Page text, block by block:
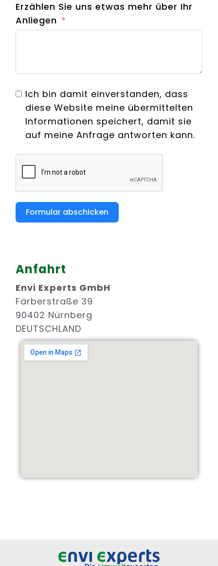
Erzählen Sie uns etwas mehr über Ihr
Anliegen
Ich bin damit einverstanden, dass
diese Website meine übermittelten
Informationen speichert, damit sie
auf meine Anfrage antworten kann.
Formular abschicken
Anfahrt
Envi Experts GmbH
Färberstraße 39
90402 Nürnberg
DEUTSCHLAND